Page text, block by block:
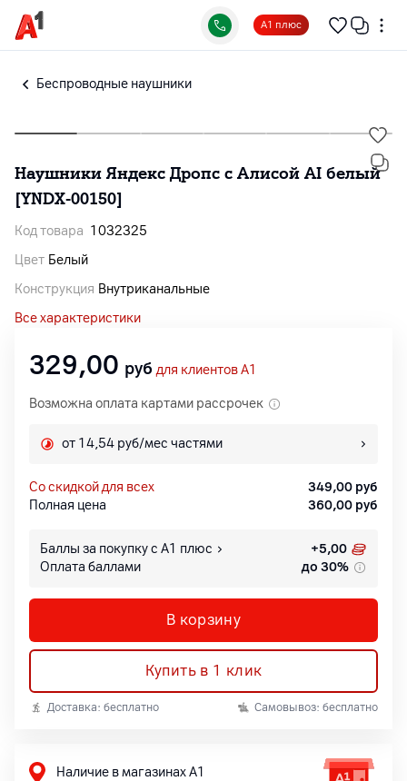
А1 плюс
Беспроводные наушники
Наушники Яндекс Дропс с Алисой AI белый
[YNDX-00150]
Код товара 1032325
Цвет Белый
Конструкция Внутриканальные
Все характеристики
329,00 руб для клиентов A1
Возможна оплата картами рассрочек
от 14,54 руб/мес частями
со скидкой для всех 349,00 руб
Полная цена
360,00 руб
Баллы за покупку с А1 плюс +5,00
Оплата баллами
до 30%
В корзину
Купить в 1 клик
Доставка: бесплатно Самовывоз: бесплатно
Наличие в магазинах А1